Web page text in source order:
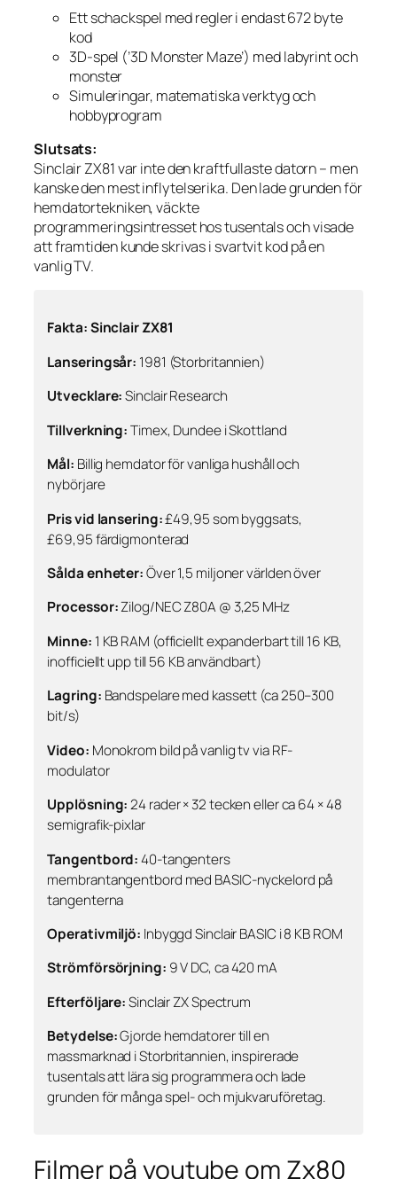
Ett schackspel med regler i endast 672 byte
kod
3D-spel (’3D Monster Maze’) med labyrint och
monster
Simuleringar, matematiska verktyg och
hobbyprogram
Slutsats:
Sinclair ZX81 var inte den kraftfullaste datorn – men
kanske den mest inflytelserika. Den lade grunden för
hemdatortekniken, väckte
programmeringsintresset hos tusentals och visade
att framtiden kunde skrivas i svartvit kod på en
vanlig TV.
Fakta: Sinclair ZX81
Lanseringsår: 1981 (Storbritannien)
Utvecklare:Sinclair Research
Tillverkning:Timex, Dundee i Skottland
Mål: Billig hemdator för vanliga hushåll och
nybörjare
Pris vid lansering:£49,95 som byggsats,
£69,95 färdigmonterad
Sålda enheter:Över 1,5 miljoner världen över
Processor:Zilog/NEC Z80A @ 3,25 MHz
Minne: 1 KB RAM (officiellt expanderbart till 16 KB,
inofficiellt upp till 56 KB användbart)
Lagring: Bandspelare med kassett (ca 250–300
bit/s)
Video: Monokrom bild på vanlig tv via RF-
modulator
Upplösning:24 rader × 32 tecken eller ca 64 × 48
semigrafik-pixlar
Tangentbord:40-tangenters
membrantangentbord med BASIC-nyckelord på
tangenterna
Operativmiljö: Inbyggd Sinclair BASIC i 8 KB ROM
Strömförsörjning: 9 V DC, ca 420 mA
Efterföljare:Sinclair ZX Spectrum
Betydelse:Gjorde hemdatorer till en
massmarknad i Storbritannien, inspirerade
tusentals att lära sig programmera och lade
grunden för många spel- och mjukvaruföretag.
Filmer på youtube om Zx80